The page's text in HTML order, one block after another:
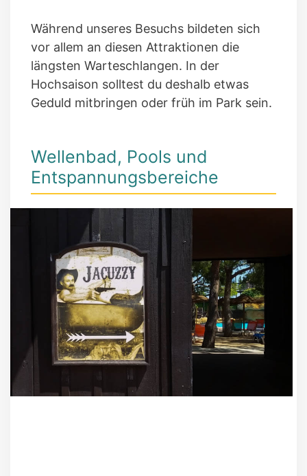
Während unseres Besuchs bildeten sich
vor allem an diesen Attraktionen die
längsten Warteschlangen. In der
Hochsaison solltest du deshalb etwas
Geduld mitbringen oder früh im Park sein.
Wellenbad, Pools und
Entspannungsbereiche